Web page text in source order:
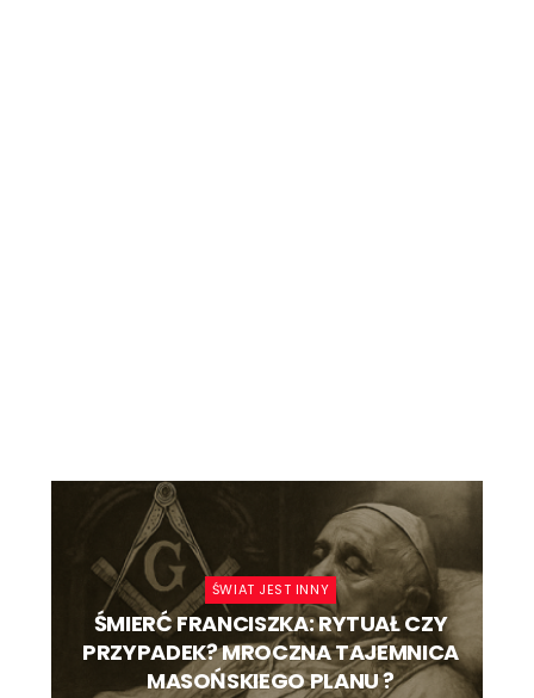
ŚWIAT JEST INNY
ŚMIERĆ FRANCISZKA: RYTUAŁ CZY
PRZYPADEK? MROCZNA TAJEMNICA
MASOŃSKIEGO PLANU ?